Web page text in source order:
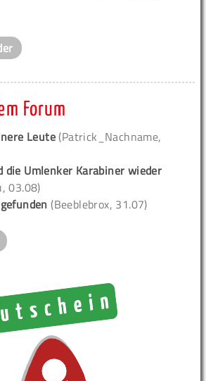
Forum
Leute (Patrick_Nachname,
die Umlenker Karabiner wieder
03.08)
(Beeblebrox, 31.07)